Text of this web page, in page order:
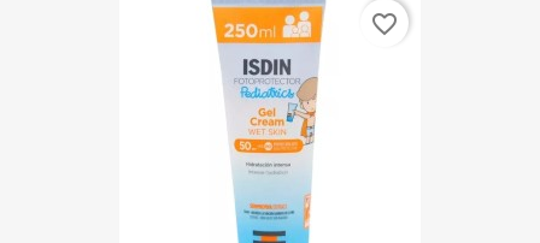
favorite_border